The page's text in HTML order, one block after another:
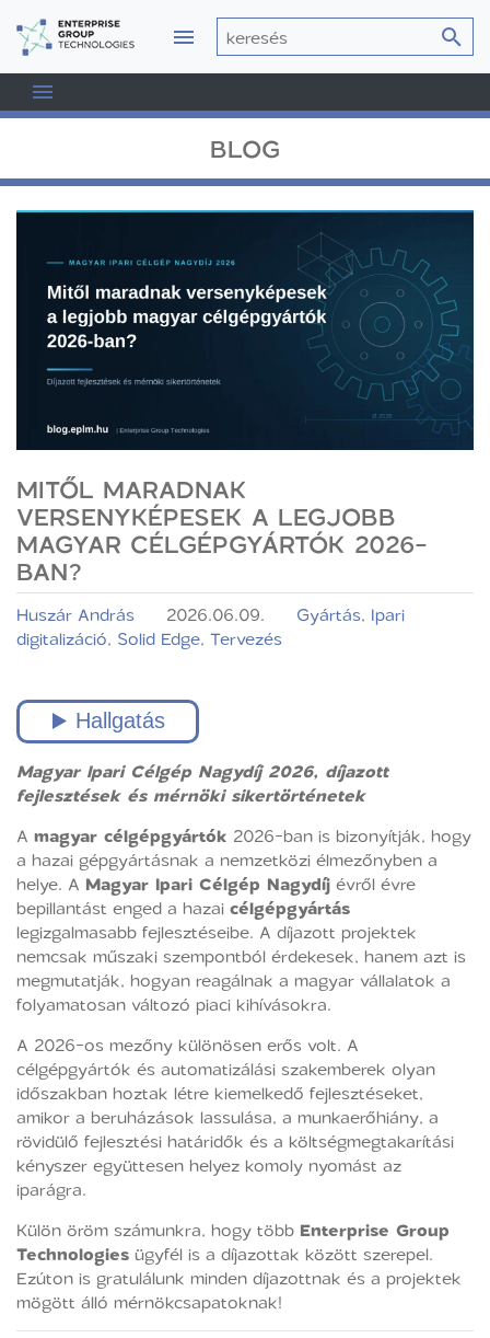
BLOG
MITŐL MARADNAK
VERSENYKÉPESEK A LEGJOBB
MAGYAR CÉLGÉPGYÁRTÓK 2026-
BAN?
Huszár András 2026.06.09. Gyártás, Ipari
digitalizáció, Solid Edge, Tervezés
Magyar Ipari Célgép Nagydíj 2026, díjazott
fejlesztések és mérnöki sikertörténetek
A magyar célgépgyártók 2026-ban is bizonyítják, hogy
a hazai gépgyártásnak a nemzetközi élmezőnyben a
helye. A Magyar Ipari Célgép Nagydíjévről évre
bepillantást enged a hazaicélgépgyártás
legizgalmasabb fejlesztéseibe. A díjazott projektek
nemcsak műszaki szempontból érdekesek, hanem azt is
megmutatják, hogyan reagálnak a magyar vállalatok a
folyamatosan változó piaci kihívásokra.
A 2026-os mezőny különösen erős volt. A
célgépgyártók és automatizálási szakemberek olyan
időszakban hoztak létre kiemelkedő fejlesztéseket,
amikor a beruházások lassulása, a munkaerőhiány, a
rövidülő fejlesztési határidők és a költségmegtakarítási
kényszer együttesen helyez komoly nyomást az
iparágra.
Külön öröm számunkra, hogy több Enterprise Group
Technologiesügyfél is a díjazottak között szerepel.
Ezúton is gratulálunk minden díjazottnak és a projektek
mögött álló mérnökcsapatoknak!